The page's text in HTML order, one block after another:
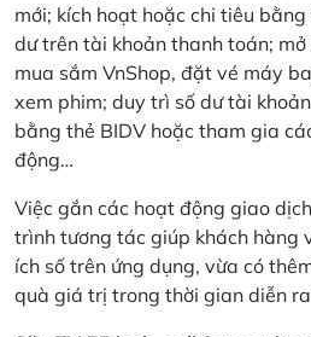
mới; kích hoạt hoặc chi tiêu
dư trên tài khoản thanh toán;
mua sắm VnShop, đặt vé máy
xem phim; duy trì số dư tài
bằng thẻ BIDV hoặc tham gia
động…
Việc gắn các hoạt động giao
trình tương tác giúp khách hàng
ích số trên ứng dụng, vừa có
quà giá trị trong thời gian diễn